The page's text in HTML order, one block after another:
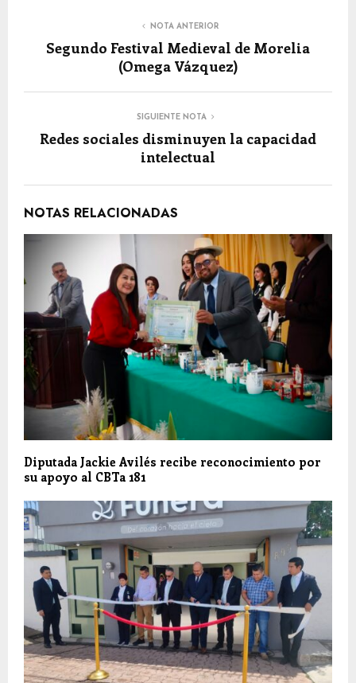
NOTA ANTERIOR
Segundo Festival Medieval de Morelia
(Omega Vázquez)
SIGUIENTE NOTA
Redes sociales disminuyen la capacidad
intelectual
NOTAS RELACIONADAS
Diputada Jackie Avilés recibe reconocimiento por
su apoyo al CBTa 181